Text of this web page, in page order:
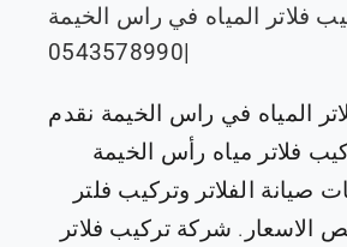
فلاتر المياه في راس الخيمة
|0543578990
المياه في راس الخيمة نقدم
فلاتر مياه رأس الخيمة
صيانة الفلاتر وتركيب فلتر
الاسعار. شركة تركيب فلاتر